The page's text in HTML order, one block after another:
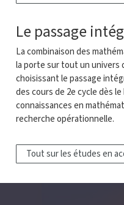
Le passage
La combinaison des
la porte sur tout un univers
choisissant le passage
des cours de 2e cycle dès
connaissances en
recherche opérationnelle.
Tout sur les études en